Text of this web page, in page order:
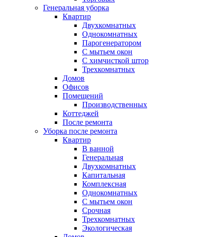
Генеральная уборка
Квартир
Двухкомнатных
Однокомнатных
Парогенератором
С мытьем окон
С химчисткой штор
Трехкомнатных
Домов
Офисов
Помещений
Производственных
Коттеджей
После ремонта
Уборка после ремонта
Квартир
В ванной
Генеральная
Двухкомнатных
Капитальная
Комплексная
Однокомнатных
С мытьем окон
Срочная
Трехкомнатных
Экологическая